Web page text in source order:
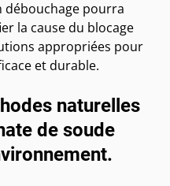
débouchage pourra
la cause du blocage
appropriées pour
et durable.
naturelles
de soude